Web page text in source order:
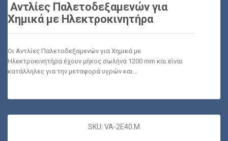
Αντλίες Παλετοδεξαμενών για
Χημικά με Ηλεκτροκινητήρα
Οι Αντλίες Παλετοδεξαμενών για Χημικά με
Ηλεκτροκινητήρα έχουν μήκος σωλήνα 1200 mm και είναι
κατάλληλες για την μεταφορά υγρών και…
SKU: VA-2E40.M